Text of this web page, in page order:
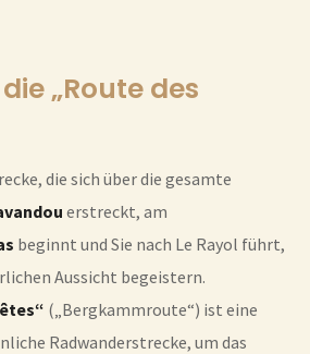
„Route des
die sich über die gesamte
erstreckt, am
beginnt und Sie nach Le Rayol führt,
Aussicht begeistern.
(„Bergkammroute“) ist eine
Radwanderstrecke, um das